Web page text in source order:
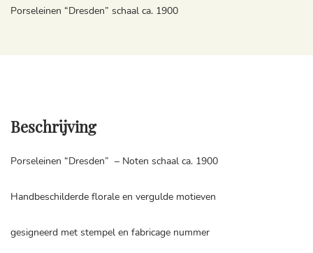
Porseleinen “Dresden” schaal ca. 1900
Beschrijving
Porseleinen “Dresden” – Noten schaal ca. 1900
Handbeschilderde florale en vergulde motieven
gesigneerd met stempel en fabricage nummer